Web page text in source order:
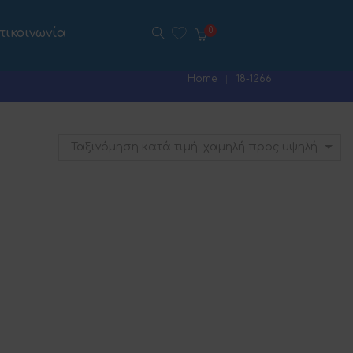
Home 18-1266
Ταξινόμηση κατά τιμή: χαμηλή προς υψηλή